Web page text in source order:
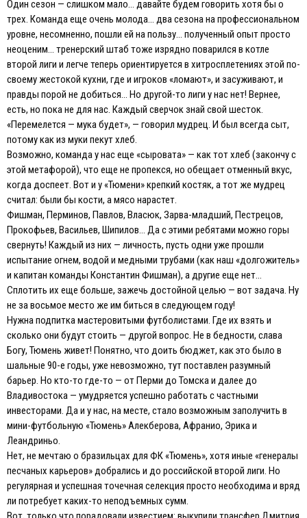
Один сезон — слишком мало… давайте будем говорить хотя бы о
трех. Команда еще очень молода… два сезона на профессиональном
уровне, несомненно, пошли ей на пользу… полученный опыт просто
неоценим… тренерский штаб тоже изрядно поварился в котле
второй лиги и легче теперь ориентируется в хитросплетениях этой по-
своему жестокой кухни, где и игроков «ломают», и засуживают, и
правды порой не добиться… Но другой-то лиги у нас нет! Вернее,
есть, но пока не для нас. Каждый сверчок знай свой шесток.
«Перемелется — мука будет», — говорил мудрец. И был всегда сыт,
потому как из муки пекут хлеб.
Возможно, команда у нас еще «сыровата» — как тот хлеб (закончу с
этой метафорой), что еще не пропекся, но обещает отменный вкус,
когда доспеет. Вот и у «Тюмени» крепкий костяк, а тот же мудрец
считал: были бы кости, а мясо нарастет.
Фишман, Перминов, Павлов, Власюк, Зарва-младший, Пестрецов,
Прокофьев, Васильев, Шипилов… Да с этими ребятами можно горы
свернуть! Каждый из них — личность, пусть одни уже прошли
испытание огнем, водой и медными трубами (как наш «долгожитель»
и капитан команды Константин Фишман), а другие еще нет…
Сплотить их еще больше, зажечь достойной целью — вот задача. Ну
не за восьмое место же им биться в следующем году!
Нужна подпитка мастеровитыми футболистами. Где их взять и
сколько они будут стоить — другой вопрос. Не в бедности, слава
Богу, Тюмень живет! Понятно, что доить бюджет, как это было в
шальные 90-е годы, уже невозможно, тут поставлен разумный
барьер. Но кто-то где-то — от Перми до Томска и далее до
Владивостока — умудряется успешно работать с частными
инвесторами. Да и у нас, на месте, стало возможным заполучить в
мини-футбольную «Тюмень» Алекберова, Афранио, Эрика и
Леандриньо.
Нет, не мечтаю о бразильцах для ФК «Тюмень», хотя иные «генералы
песчаных карьеров» добрались и до российской второй лиги. Но
регулярная и успешная точечная селекция просто необходима и вряд
ли потребует каких-то неподъемных сумм.